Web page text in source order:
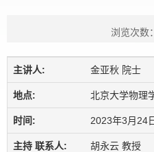
浏览次数：
主讲人: 金亚秋 院士
地点: 北京大学物理
时间: 2023年3月24
主持 联系人: 胡永云 教授